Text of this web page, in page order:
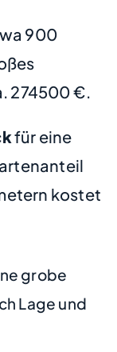
900
274500 €.
für eine
kostet
grobe
Lage und